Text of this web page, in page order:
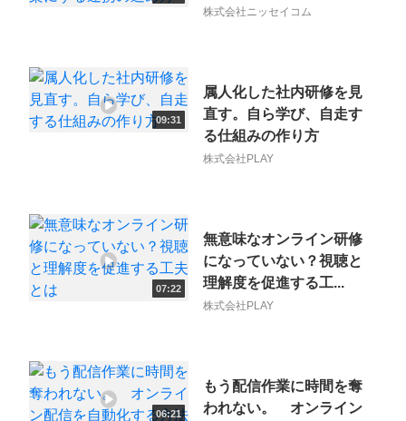
株式会社ニッセイコム
09:31
属人化した社内研修を見
直す。自ら学び、自走す
る仕組みの作り方
株式会社PLAY
07:22
無意味なオンライン研修
になっていない？視聴と
理解度を促進する工...
株式会社PLAY
06:21
もう配信作業に時間を奪
われない。 オンライン